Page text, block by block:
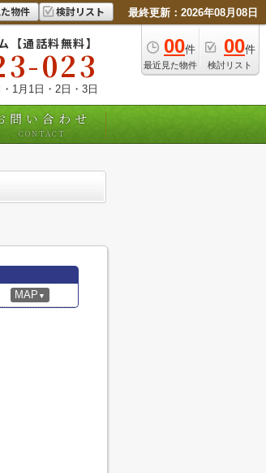
物件 検討リスト 最終更新：2026年08月08日
00件
最近見た物件
00件
検討リスト
【通話料無料】
023
1月1日・2日・3日
問い合わせ
CONTACT
MAP ▼